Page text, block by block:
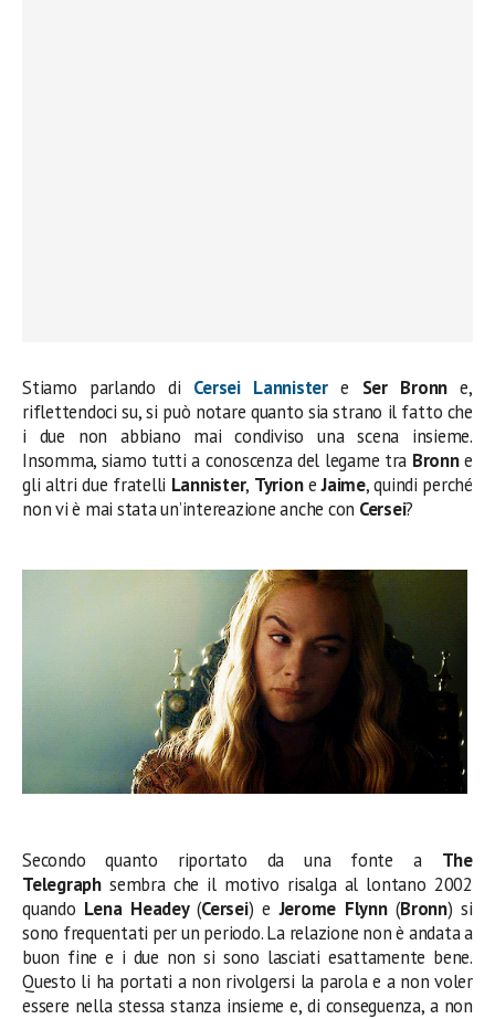
Stiamo parlando di Cersei Lannister e Ser Bronne,
riflettendoci su, si può notare quanto sia strano il fatto che
i due non abbiano mai condiviso una scena insieme.
Insomma, siamo tutti a conoscenza del legame tra Bronne
gli altri due fratelli Lannister, TyrioneJaime, quindi perché
non vi è mai stata un’intereazione anche con Cersei?
Secondo quanto riportato da una fonte a The
Telegraphsembra che il motivo risalga al lontano 2002
quando Lena Headey(Cersei) eJerome Flynn(Bronn) si
sono frequentati per un periodo. La relazione non è andata a
buon fine e i due non si sono lasciati esattamente bene.
Questo li ha portati a non rivolgersi la parola e a non voler
essere nella stessa stanza insieme e, di conseguenza, a non